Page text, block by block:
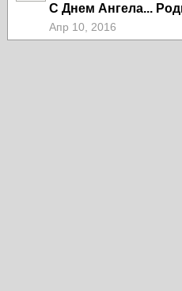
С Днем Ангела...
Апр 10, 2016